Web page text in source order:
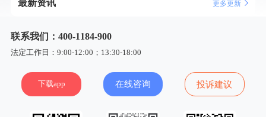
最新资讯 更多更新
联系我们：400-1184-900
法定工作日：9:00-12:00；13:30-18:00
下载app 在线咨询 投诉建议